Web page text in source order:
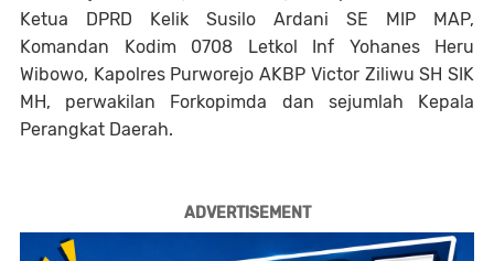
Ketua DPRD Kelik Susilo Ardani SE MIP MAP,
Komandan Kodim 0708 Letkol Inf Yohanes Heru
Wibowo, Kapolres Purworejo AKBP Victor Ziliwu SH SIK
MH, perwakilan Forkopimda dan sejumlah Kepala
Perangkat Daerah.
ADVERTISEMENT